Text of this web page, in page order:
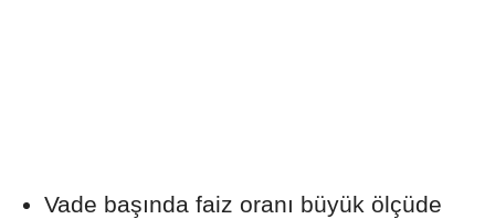
Vade başında faiz oranı büyük ölçüde